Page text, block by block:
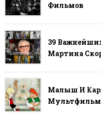
Фильмов
39
Мартина
Малыш И